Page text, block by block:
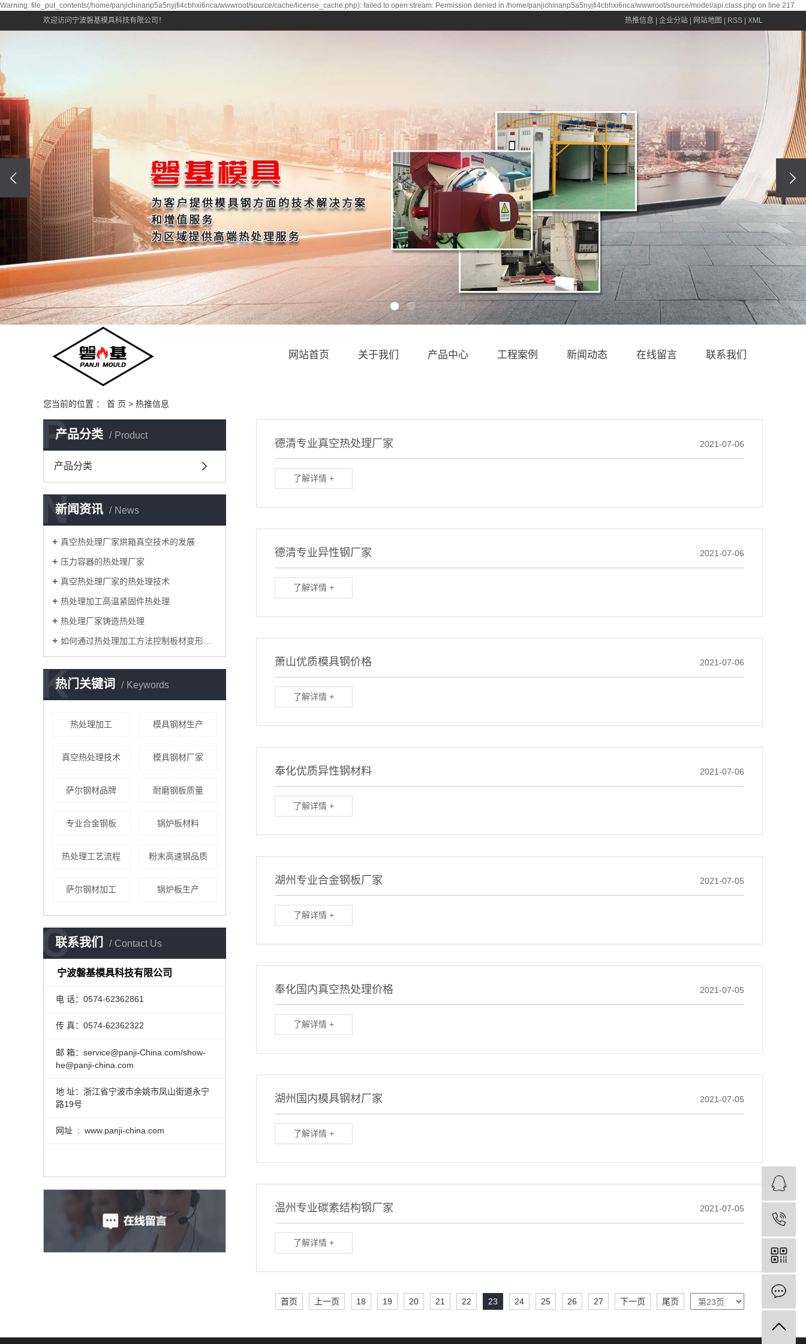
Warning: file_put_contents(/home/panjichinanp5a5nyjfi4cbhxi6nca/wwwroot/source/cache/license_cache.php): failed to open stream: Permission denied in /home/panjichinanp5a5nyjfi4cbhxi6nca/wwwroot/source/model/api.class.php on line 217
欢迎访问宁波磐基模具科技有限公司！
热推信息 企业分站 网站地图 RSS XML
网站首页 关于我们 产品中心 工程案例 新闻动态 在线留言 联系我们
您当前的位置 ： 首 页 > 热推信息
产品分类 Product
P
产品分类
新闻资讯 News
N
真空热处理厂家烘箱真空技术的发展
压力容器的热处理厂家
真空热处理厂家的热处理技术
热处理加工高温紧固件热处理
热处理厂家铸造热处理
如何通过热处理加工方法控制板材变形问题
热门关键词 Keywords
K
热处理加工 模具钢材生产
真空热处理技术 模具钢材厂家
萨尔钢材品牌 耐磨钢板质量
专业合金钢板 锅炉板材料
热处理工艺流程 粉末高速钢品质
萨尔钢材加工 锅炉板生产
联系我们 Contact Us
C
宁波磐基模具科技有限公司
电 话：0574-62362861
传 真：0574-62362322
邮 箱：service@panji-China.com/show-
he@panji-china.com
地 址：浙江省宁波市余姚市凤山街道永宁
路19号
网址 : www.panji-china.com
德清专业真空热处理厂家 2021-07-06
了解详情 +
德清专业异性钢厂家 2021-07-06
了解详情 +
萧山优质模具钢价格 2021-07-06
了解详情 +
奉化优质异性钢材料 2021-07-06
了解详情 +
湖州专业合金钢板厂家 2021-07-05
了解详情 +
奉化国内真空热处理价格 2021-07-05
了解详情 +
湖州国内模具钢材厂家 2021-07-05
了解详情 +
温州专业碳素结构钢厂家 2021-07-05
了解详情 +
首页 上一页 18 19 20 21 22 23 24 25 26 27 下一页 尾页